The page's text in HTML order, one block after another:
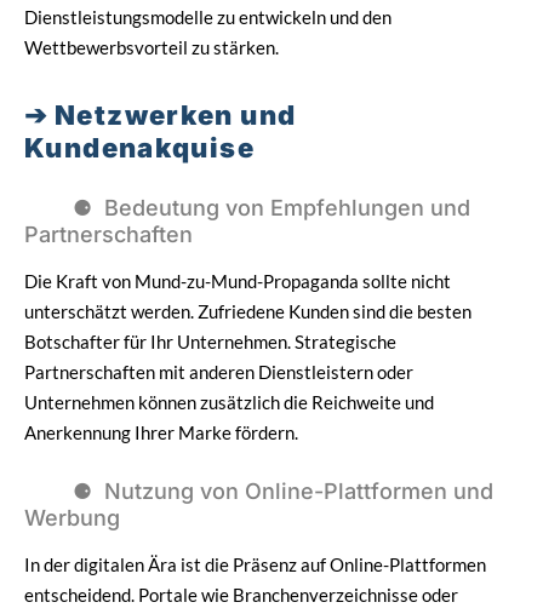
Dienstleistungsmodelle zu entwickeln und den
Wettbewerbsvorteil zu stärken.
Netzwerken und
Kundenakquise
Bedeutung von Empfehlungen und
Partnerschaften
Die Kraft von Mund-zu-Mund-Propaganda sollte nicht
unterschätzt werden. Zufriedene Kunden sind die besten
Botschafter für Ihr Unternehmen. Strategische
Partnerschaften mit anderen Dienstleistern oder
Unternehmen können zusätzlich die Reichweite und
Anerkennung Ihrer Marke fördern.
Nutzung von Online-Plattformen und
Werbung
In der digitalen Ära ist die Präsenz auf Online-Plattformen
entscheidend. Portale wie Branchenverzeichnisse oder